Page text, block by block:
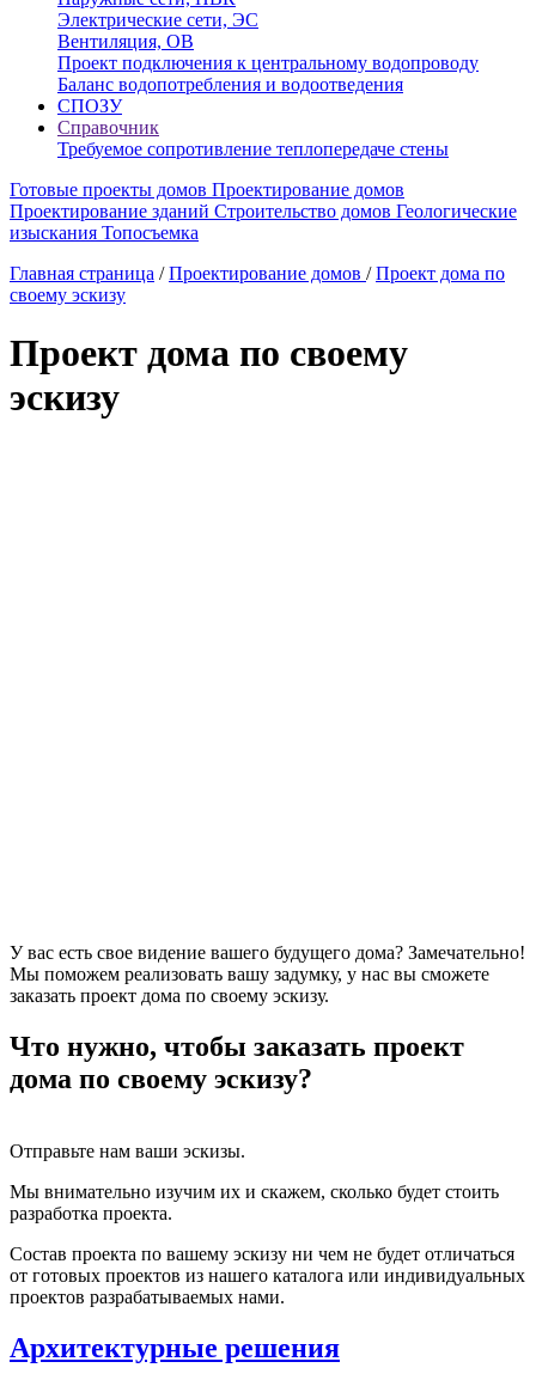
Электрические сети, ЭС
Вентиляция, ОВ
Проект подключения к центральному водопроводу
Баланс водопотребления и водоотведения
СПОЗУ
Справочник
Требуемое сопротивление теплопередаче стены
Готовые проекты домов Проектирование домов
Проектирование зданий Строительство домов Геологические
изыскания Топосъемка
Главная страница / Проектирование домов / Проект дома по
своему эскизу
Проект дома по своему
эскизу
У вас есть свое видение вашего будущего дома? Замечательно!
Мы поможем реализовать вашу задумку, у нас вы сможете
заказать проект дома по своему эскизу.
Что нужно, чтобы заказать проект
дома по своему эскизу?
Отправьте нам ваши эскизы.
Мы внимательно изучим их и скажем, сколько будет стоить
разработка проекта.
Состав проекта по вашему эскизу ни чем не будет отличаться
от готовых проектов из нашего каталога или индивидуальных
проектов разрабатываемых нами.
Архитектурные решения